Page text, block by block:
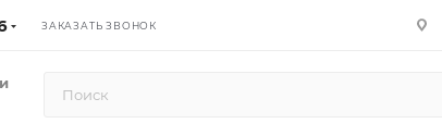
ЗАКАЗАТЬ ЗВОНОК